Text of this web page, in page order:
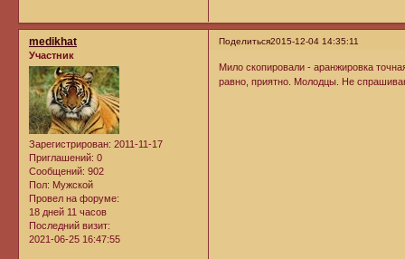
Поделиться2015-12-04 14:35:11
medikhat
Участник
Зарегистрирован: 2011-11-17
Приглашений: 0
Сообщений: 902
Пол: Мужской
Провел на форуме:
18 дней 11 часов
Последний визит:
2021-06-25 16:47:55
Мило скопировали - аранжировка
равно, приятно. Молодцы. Не